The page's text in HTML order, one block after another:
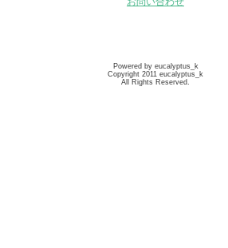
Powered by eucalyptus_k
Copyright 2011 eucalyptus_k
All Rights Reserved.